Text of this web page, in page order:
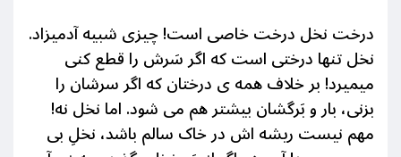
درخت نخل درخت خاصی است! چیزی شبیه آدمیزاد.
نخل تنها درختی است که اگر سَرش را قطع کنی
میمیرد! بر خلاف همه ی درختان که اگر سرشان را
بزنی، بار و بَرگشان بیشتر هم می شود. اما نخل نه!
مهم نیست ریشه اش در خاک سالم باشد، نخلِ بی